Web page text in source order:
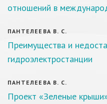
отношений в
ПАНТЕЛЕЕВА В. С.
Преимущества и
гидроэлектростанции
ПАНТЕЛЕЕВА В. С.
Проект «Зеленые